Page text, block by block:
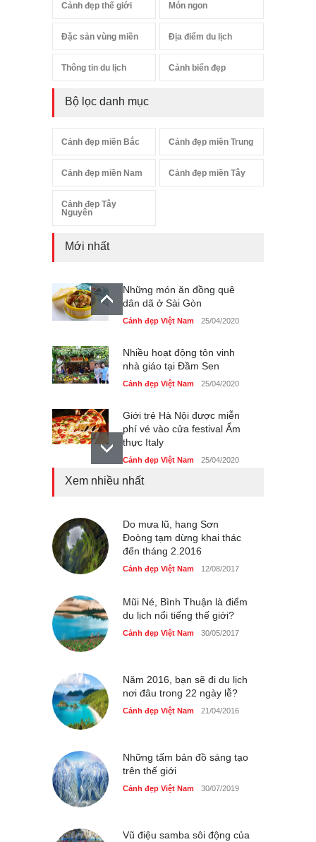
Cảnh đẹp thế giới Món ngon
Đặc sản vùng miền Địa điểm du lịch
Thông tin du lịch Cảnh biển đẹp
Bộ lọc danh mục
Cảnh đẹp miền Bắc Cảnh đẹp miền Trung
Cảnh đẹp miền Nam Cảnh đẹp miền Tây
Cảnh đẹp Tây
Nguyên
Mới nhất
Những món ăn đồng quê
dân dã ở Sài Gòn
Cảnh đẹp Việt Nam 25/04/2020
Nhiều hoạt động tôn vinh
nhà giáo tại Đầm Sen
Cảnh đẹp Việt Nam 25/04/2020
Giới trẻ Hà Nội được miễn
phí vé vào cửa festival Ẩm
thực Italy
Cảnh đẹp Việt Nam 25/04/2020
Cảnh đẹp Việt Nam 25/04/2020
Bán đảo Sơn Trà sẽ là khu
du lịch quốc gia
Xem nhiều nhất
Do mưa lũ, hang Sơn
Đoòng tạm dừng khai thác
đến tháng 2.2016
Cảnh đẹp Việt Nam 12/08/2017
Mũi Né, Bình Thuận là điểm
du lịch nổi tiếng thế giới?
Cảnh đẹp Việt Nam 30/05/2017
Năm 2016, bạn sẽ đi du lịch
nơi đâu trong 22 ngày lễ?
Cảnh đẹp Việt Nam 21/04/2016
Những tấm bản đồ sáng tạo
trên thế giới
Cảnh đẹp Việt Nam 30/07/2019
Vũ điệu samba sôi động của